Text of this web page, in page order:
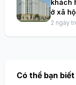
khách
ở xã
2 ngày
Có thể bạn biết